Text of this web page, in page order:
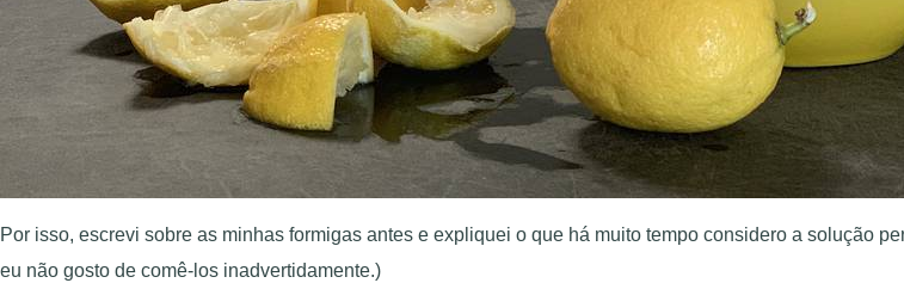
Por isso, escrevi sobre as minhas formigas antes e expliquei o que há muito tempo considero a solução
eu não gosto de comê-los inadvertidamente.)